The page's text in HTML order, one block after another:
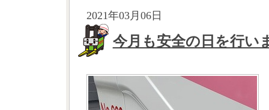
2021年03月06日
今月も安全の日を行い